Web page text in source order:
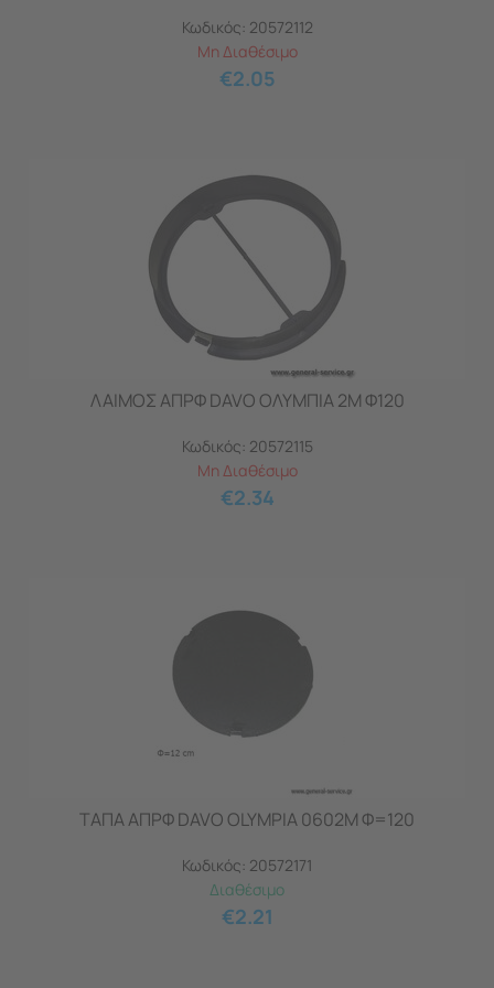
Κωδικός: 20572112
Μη Διαθέσιμο
€2.05
ΛΑΙΜΟΣ ΑΠΡΦ DAVO ΟΛΥΜΠΙΑ 2M Φ120
Κωδικός: 20572115
Μη Διαθέσιμο
€2.34
ΤΑΠΑ ΑΠΡΦ DAVO OLYMPIA 0602M Φ=120
Κωδικός: 20572171
Διαθέσιμο
€2.21